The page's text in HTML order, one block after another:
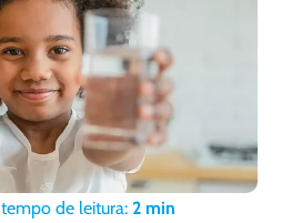
tempo de leitura: 2 min